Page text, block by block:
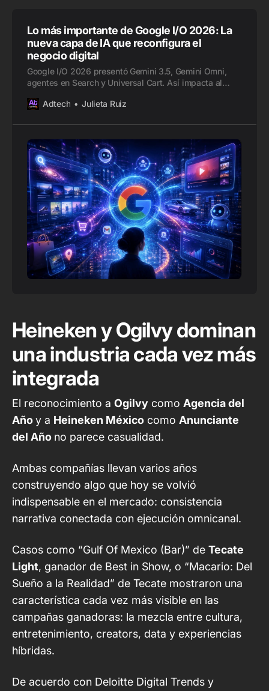
Lo más importante de Google I/O 2026: La
nueva capa de IA que reconfigura el
negocio digital
Google I/O 2026 presentó Gemini 3.5, Gemini Omni,
agentes en Search y Universal Cart. Así impacta al
Adtech
Julieta Ruiz
Heineken y Ogilvy dominan
una industria cada vez más
integrada
El reconocimiento a Ogilvy como Agencia del
Añoy a Heineken México como Anunciante
del Año no parece casualidad.
Ambas compañías llevan varios años
construyendo algo que hoy se volvió
indispensable en el mercado: consistencia
narrativa conectada con ejecución omnicanal.
Casos como “Gulf Of Mexico (Bar)” de Tecate
Light, ganador de Best in Show, o “Macario: Del
Sueño a la Realidad” de Tecate mostraron una
característica cada vez más visible en las
campañas ganadoras: la mezcla entre cultura,
entretenimiento, creators, data y experiencias
híbridas.
De acuerdo con Deloitte Digital Trends y